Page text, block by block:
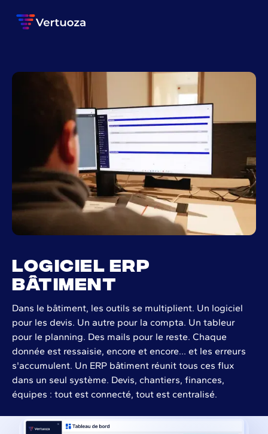
Logiciel ERP
bâtiment
Dans le bâtiment, les outils se multiplient. Un logiciel
pour les devis. Un autre pour la compta. Un tableur
pour le planning. Des mails pour le reste. Chaque
donnée est ressaisie, encore et encore… et les erreurs
s'accumulent. Un ERP bâtiment réunit tous ces flux
dans un seul système. Devis, chantiers, finances,
équipes : tout est connecté, tout est centralisé.